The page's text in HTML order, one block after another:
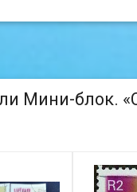
Мини-блок.